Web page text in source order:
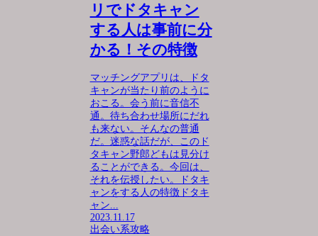
リでドタキャン
する人は事前に分
かる！その特徴
マッチングアプリは、ドタ
キャンが当たり前のように
おこる。会う前に音信不
通。待ち合わせ場所にだれ
も来ない。そんなの普通
だ。迷惑な話だが、このド
タキャン野郎どもは見分け
ることができる。今回は、
それを伝授したい。ドタキ
ャンをする人の特徴ドタキ
ャン...
2023.11.17
出会い系攻略